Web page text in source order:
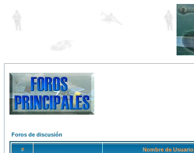
Foros de discusión
# Nombre de Usuario